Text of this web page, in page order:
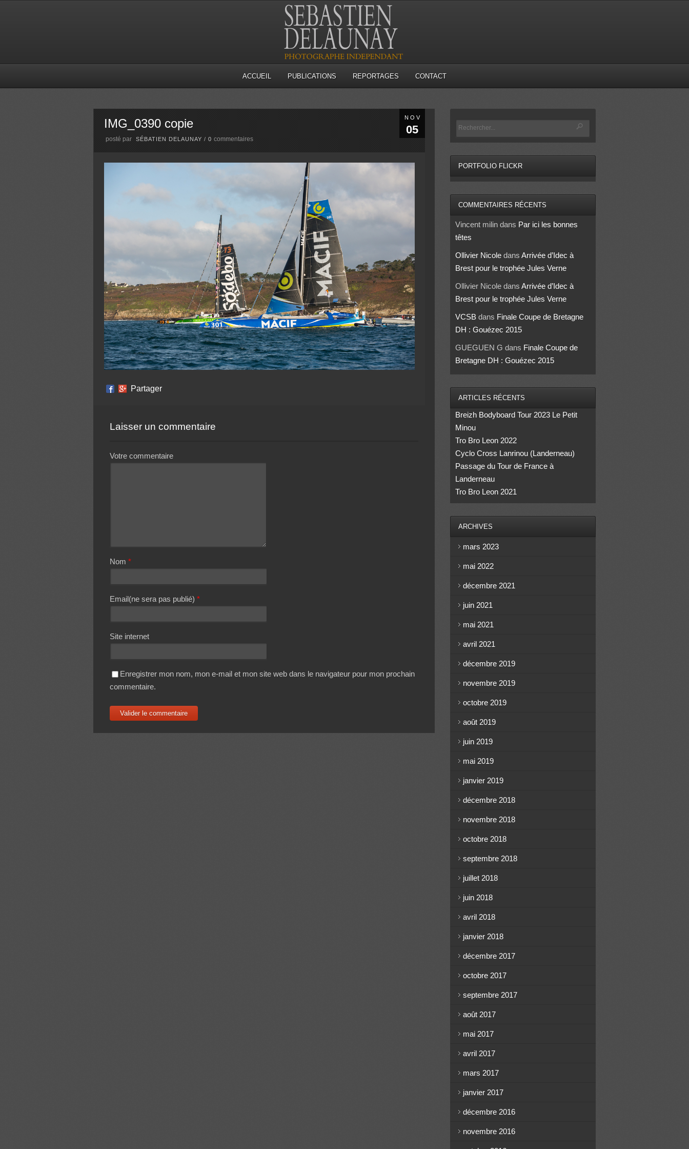
ACCUEIL PUBLICATIONS REPORTAGES CONTACT
NOV
05
IMG_0390 copie
posté par SÉBATIEN DELAUNAY / 0 commentaires
Partager
Laisser un commentaire
Votre commentaire
Nom *
Email(ne sera pas publié) *
Site internet
Enregistrer mon nom, mon e-mail et mon site web dans le navigateur pour mon prochain
commentaire.
PORTFOLIO FLICKR
COMMENTAIRES RÉCENTS
Vincent milindans Par ici les bonnes
têtes
Ollivier Nicoledans Arrivée d’Idec à
Brest pour le trophée Jules Verne
Ollivier Nicoledans Arrivée d’Idec à
Brest pour le trophée Jules Verne
VCSBdans Finale Coupe de Bretagne
DH : Gouézec 2015
GUEGUEN G dans Finale Coupe de
Bretagne DH : Gouézec 2015
ARTICLES RÉCENTS
Breizh Bodyboard Tour 2023 Le Petit
Minou
Tro Bro Leon 2022
Cyclo Cross Lanrinou (Landerneau)
Passage du Tour de France à
Landerneau
Tro Bro Leon 2021
ARCHIVES
mars 2023
mai 2022
décembre 2021
juin 2021
mai 2021
avril 2021
décembre 2019
novembre 2019
octobre 2019
août 2019
juin 2019
mai 2019
janvier 2019
décembre 2018
novembre 2018
octobre 2018
septembre 2018
juillet 2018
juin 2018
avril 2018
janvier 2018
décembre 2017
octobre 2017
septembre 2017
août 2017
mai 2017
avril 2017
mars 2017
janvier 2017
décembre 2016
novembre 2016